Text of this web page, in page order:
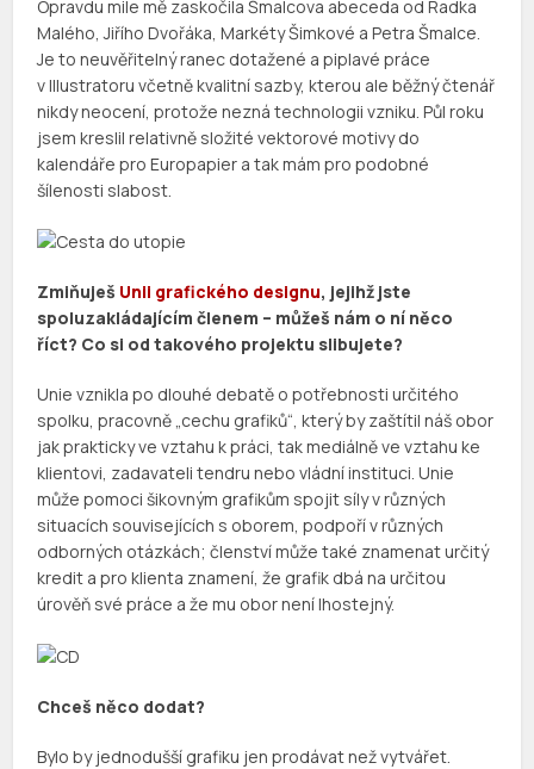
Opravdu mile mě zaskočila Šmalcova abeceda od Radka
Malého, Jiřího Dvořáka, Markéty Šimkové a Petra Šmalce.
Je to neuvěřitelný ranec dotažené a piplavé práce
v Illustratoru včetně kvalitní sazby, kterou ale běžný čtenář
nikdy neocení, protože nezná technologii vzniku. Půl roku
jsem kreslil relativně složité vektorové motivy do
kalendáře pro Europapier a tak mám pro podobné
šílenosti slabost.
Zmiňuješ Unii grafického designu, jejihž jste
spoluzakládajícím členem – můžeš nám o ní něco
říct? Co si od takového projektu slibujete?
Unie vznikla po dlouhé debatě o potřebnosti určitého
spolku, pracovně „cechu grafiků“, který by zaštítil náš obor
jak prakticky ve vztahu k práci, tak mediálně ve vztahu ke
klientovi, zadavateli tendru nebo vládní instituci. Unie
může pomoci šikovným grafikům spojit síly v různých
situacích souvisejících s oborem, podpoří v různých
odborných otázkách; členství může také znamenat určitý
kredit a pro klienta znamení, že grafik dbá na určitou
úrověň své práce a že mu obor není lhostejný.
Chceš něco dodat?
Bylo by jednodušší grafiku jen prodávat než vytvářet.